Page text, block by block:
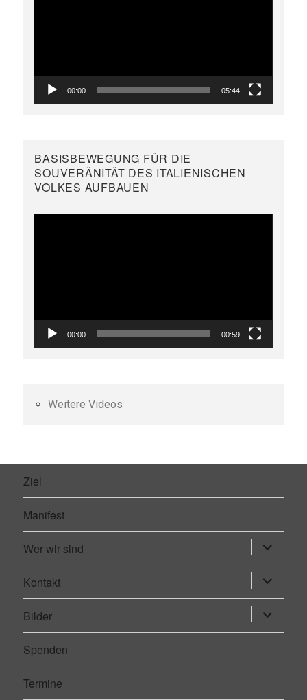
00:00 05:44
BASISBEWEGUNG FÜR DIE
SOUVERÄNITÄT DES ITALIENISCHEN
VOLKES AUFBAUEN
00:00 00:59
Weitere Videos
Ziel
Manifest
Wer wir sind
öffnen
Kontakt
öffnen
Bilder
öffnen
Spenden
Termine